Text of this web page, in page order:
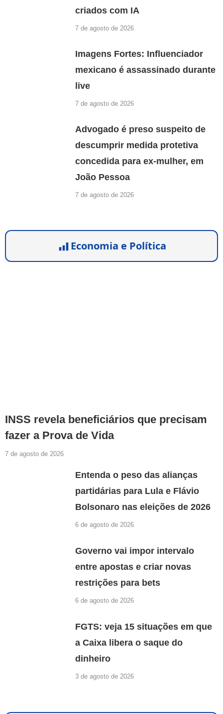
criados com IA
7 de agosto de 2026
Imagens Fortes: Influenciador
mexicano é assassinado durante
live
7 de agosto de 2026
Advogado é preso suspeito de
descumprir medida protetiva
concedida para ex-mulher, em
João Pessoa
7 de agosto de 2026
Economia e Política
INSS revela beneficiários que precisam
fazer a Prova de Vida
7 de agosto de 2026
Entenda o peso das alianças
partidárias para Lula e Flávio
Bolsonaro nas eleições de 2026
6 de agosto de 2026
Governo vai impor intervalo
entre apostas e criar novas
restrições para bets
6 de agosto de 2026
FGTS: veja 15 situações em que
a Caixa libera o saque do
dinheiro
3 de agosto de 2026